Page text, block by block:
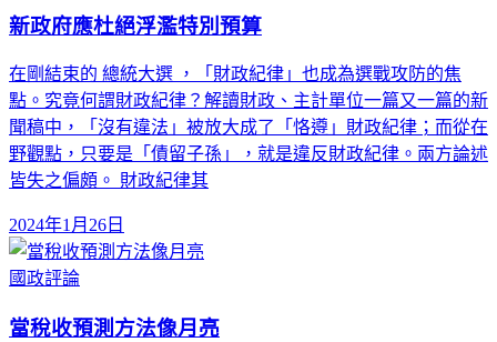
新政府應杜絕浮濫特別預算
在剛結束的 總統大選 ，「財政紀律」也成為選戰攻防的焦
點。究竟何謂財政紀律？解讀財政、主計單位一篇又一篇的新
聞稿中，「沒有違法」被放大成了「恪遵」財政紀律；而從在
野觀點，只要是「債留子孫」，就是違反財政紀律。兩方論述
皆失之偏頗。 財政紀律其
2024年1月26日
國政評論
當稅收預測方法像月亮